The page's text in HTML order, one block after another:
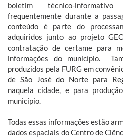
boletim técnico-
frequentemente durante a
conteúdo é parte do
adquiridos junto ao projeto
contratação de certame para
informações do município.
produzidos pela FURG em
de São José do Norte para
naquela cidade, e para
município.
Todas essas informações estão
dados espaciais do Centro de